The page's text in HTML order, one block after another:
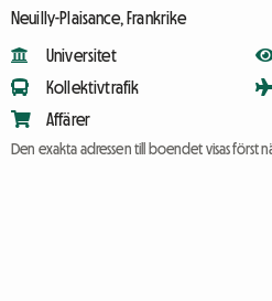
Neuilly-Plaisance, Frankrike
Universitet
Kollektivtrafik
Affärer
Den exakta adressen till boendet visas först